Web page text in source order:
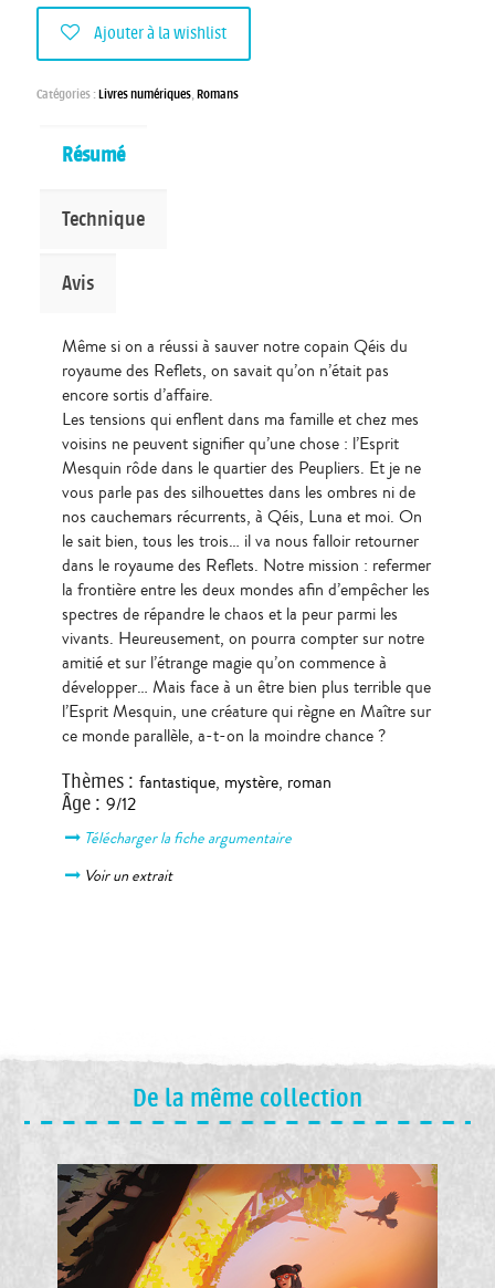
Ajouter à la wishlist
Catégories :Livres numériques Romans
Résumé
Technique
Avis
Même si on a réussi à sauver notre copain Qéis du
royaume des Reflets, on savait qu’on n’était pas
encore sortis d’affaire.
Les tensions qui enflent dans ma famille et chez mes
voisins ne peuvent signifier qu’une chose : l’Esprit
Mesquin rôde dans le quartier des Peupliers. Et je ne
vous parle pas des silhouettes dans les ombres ni de
nos cauchemars récurrents, à Qéis, Luna et moi. On
le sait bien, tous les trois… il va nous falloir retourner
dans le royaume des Reflets. Notre mission : refermer
la frontière entre les deux mondes afin d’empêcher les
spectres de répandre le chaos et la peur parmi les
vivants. Heureusement, on pourra compter sur notre
amitié et sur l’étrange magie qu’on commence à
développer… Mais face à un être bien plus terrible que
l’Esprit Mesquin, une créature qui règne en Maître sur
ce monde parallèle, a-t-on la moindre chance ?
Thèmes: fantastique, mystère, roman
Âge: 9/12
Télécharger la fiche argumentaire
Voir un extrait
De la même collection